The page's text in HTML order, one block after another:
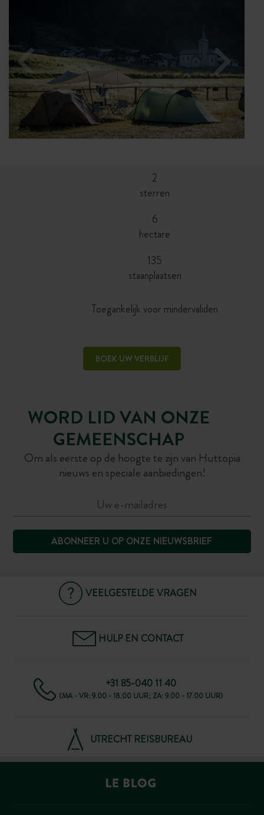
2
sterren
6
hectare
135
staanplaatsen
Toegankelijk voor mindervaliden
BOEK UW VERBLIJF
WORD LID VAN ONZE
GEMEENSCHAP
Om als eerste op de hoogte te zijn van Huttopia
nieuws en speciale aanbiedingen!
ABONNEER U OP ONZE NIEUWSBRIEF
VEELGESTELDE VRAGEN
HULP EN CONTACT
+31 85-040 11 40
(MA - VR: 9.00 - 18.00 UUR; ZA: 9.00 - 17.00 UUR)
UTRECHT REISBUREAU